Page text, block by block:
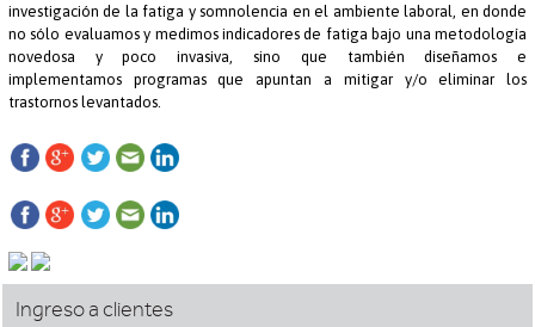
investigación de la fatiga y somnolencia en el ambiente laboral, en donde
no sólo evaluamos y medimos indicadores de fatiga bajo una metodología
novedosa y poco invasiva, sino que también diseñamos e
implementamos programas que apuntan a mitigar y/o eliminar los
trastornos levantados.
Ingreso a clientes